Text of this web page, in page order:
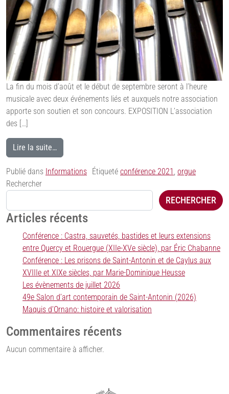
La fin du mois d’août et le début de septembre seront à l’heure
musicale avec deux événements liés et auxquels notre association
apporte son soutien et son concours. EXPOSITION L’association
des […]
Lire la suite…
Publié dans Informations Étiqueté conférence 2021 orgue
Rechercher
RECHERCHER
Articles récents
Conférence : Castra, sauvetés, bastides et leurs extensions
entre Quercy et Rouergue (XIIe-XVe siècle), par Éric Chabanne
Conférence : Les prisons de Saint-Antonin et de Caylus aux
XVIIIe et XIXe siècles, par Marie-Dominique Heusse
Les évènements de juillet 2026
49e Salon d’art contemporain de Saint-Antonin (2026)
Maquis d’Ornano: histoire et valorisation
Commentaires récents
Aucun commentaire à afficher.